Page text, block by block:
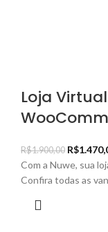
Loja
R$1.900,00 R$
Com a Nuwe, sua
Confira todas as